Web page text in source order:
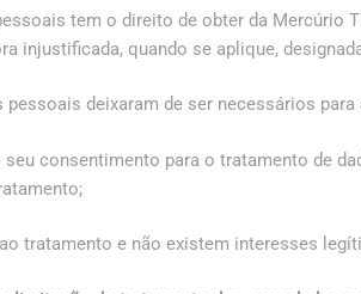
tem o direito de obter da Mercúrio
injustificada, quando se aplique,
pessoais deixaram de ser necessários
seu consentimento para o tratamento de
tratamento e não existem interesses